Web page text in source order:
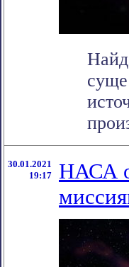
30.01.2021
19:17
НАСА